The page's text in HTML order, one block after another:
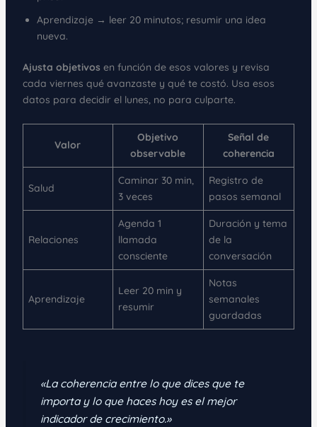
Aprendizaje → leer 20 minutos; resumir una idea
nueva.
Ajusta objetivos en función de esos valores y revisa
cada viernes qué avanzaste y qué te costó. Usa esos
datos para decidir el lunes, no para culparte.
Valor
Objetivo
observable
Señal de
coherencia
Salud
Caminar 30 min,
3 veces
Registro de
pasos semanal
Relaciones
Agenda 1
llamada
consciente
Duración y tema
de la
conversación
Aprendizaje
Leer 20 min y
resumir
Notas
semanales
guardadas
«La coherencia entre lo que dices que te
importa y lo que haces hoy es el mejor
indicador de crecimiento.»